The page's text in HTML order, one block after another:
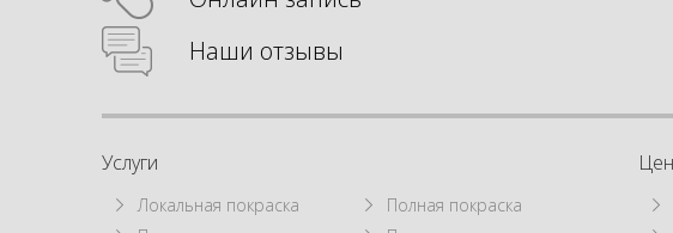
Наши отзывы
Услуги
Локальная покраска
Полная покраска